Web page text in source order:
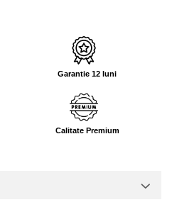
Garantie 12 luni
Calitate Premium